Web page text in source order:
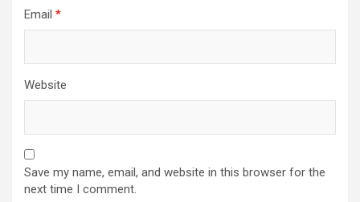
Email *
Website
Save my name, email, and website in this browser for the
next time I comment.